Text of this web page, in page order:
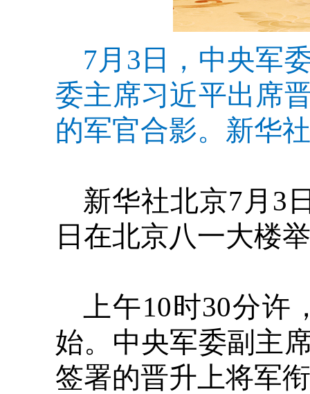
7月3日，中央军
委主席习近平出席
的军官合影。新华
新华社北京7月3
日在北京八一大楼
上午10时30分
始。中央军委副主
签署的晋升上将军